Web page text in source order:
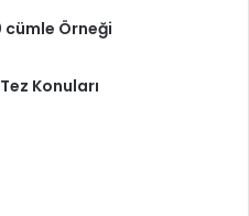
cümle Örneği
Konuları